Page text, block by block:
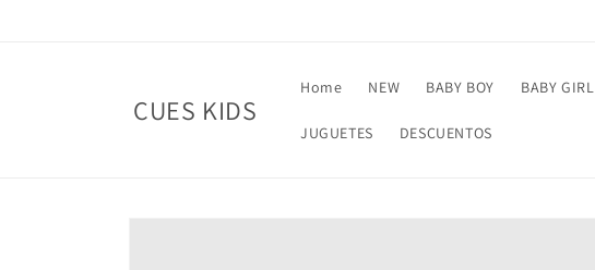
CUES KIDS
Home NEW BABY BOY BABY GIRL
JUGUETES DESCUENTOS